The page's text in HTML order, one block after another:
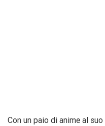
Con un paio di anime al suo